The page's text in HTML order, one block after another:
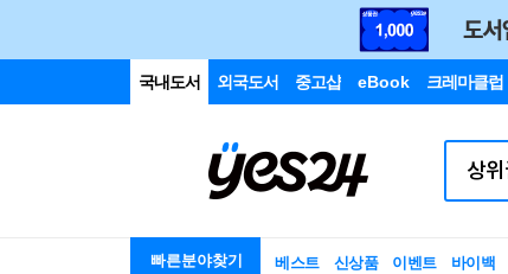
국내도서 외국도서 중고샵 eBook 크레마클럽
빠른분야찾기 베스트 신상품 이벤트 바이백